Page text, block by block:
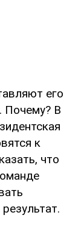
его
Почему? В
к
что